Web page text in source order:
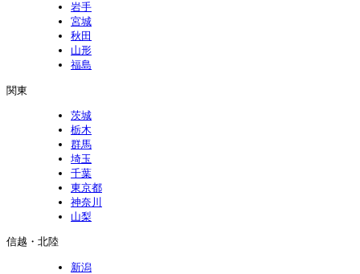
岩手
宮城
秋田
山形
福島
関東
茨城
栃木
群馬
埼玉
千葉
東京都
神奈川
山梨
信越・北陸
新潟